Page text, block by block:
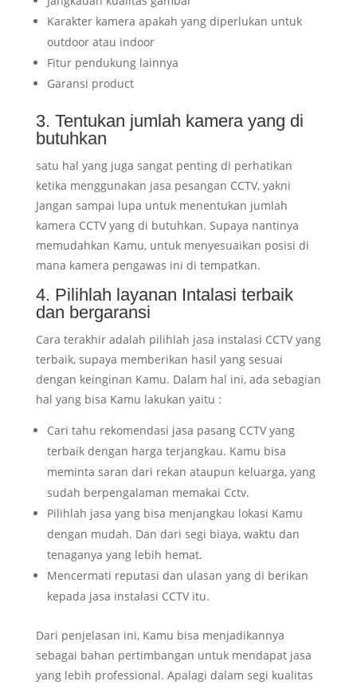
Karakter kamera apakah yang diperlukan untuk
outdoor atau indoor
Fitur pendukung lainnya
Garansi product
3. Tentukan jumlah kamera yang di
butuhkan
satu hal yang juga sangat penting di perhatikan
ketika menggunakan jasa pesangan CCTV, yakni
Jangan sampai lupa untuk menentukan jumlah
kamera CCTV yang di butuhkan. Supaya nantinya
memudahkan Kamu, untuk menyesuaikan posisi di
mana kamera pengawas ini di tempatkan.
4. Pilihlah layanan Intalasi terbaik
dan bergaransi
Cara terakhir adalah pilihlah jasa instalasi CCTV yang
terbaik, supaya memberikan hasil yang sesuai
dengan keinginan Kamu. Dalam hal ini, ada sebagian
hal yang bisa Kamu lakukan yaitu :
Cari tahu rekomendasi jasa pasang CCTV yang
terbaik dengan harga terjangkau. Kamu bisa
meminta saran dari rekan ataupun keluarga, yang
sudah berpengalaman memakai Cctv.
Pilihlah jasa yang bisa menjangkau lokasi Kamu
dengan mudah. Dan dari segi biaya, waktu dan
tenaganya yang lebih hemat.
Mencermati reputasi dan ulasan yang di berikan
kepada jasa instalasi CCTV itu.
Dari penjelasan ini, Kamu bisa menjadikannya
sebagai bahan pertimbangan untuk mendapat jasa
yang lebih professional. Apalagi dalam segi kualitas